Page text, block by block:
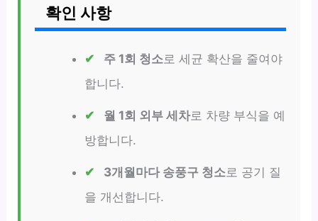
확인 사항
주 1회 청소로 세균 확산을 줄여야
합니다.
월 1회 외부 세차로 차량 부식을 예
방합니다.
3개월마다 송풍구 청소로 공기 질
을 개선합니다.